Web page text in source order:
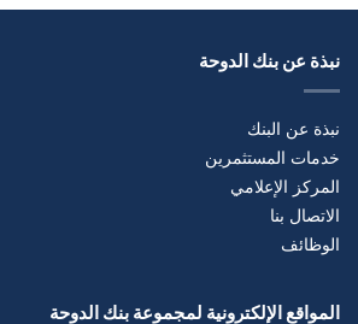
نبذة عن بنك الدوحة
نبذة عن البنك
خدمات المستثمرين
المركز الإعلامي
الاتصال بنا
الوظائف
المواقع الإلكترونية لمجموعة بنك الدوحة